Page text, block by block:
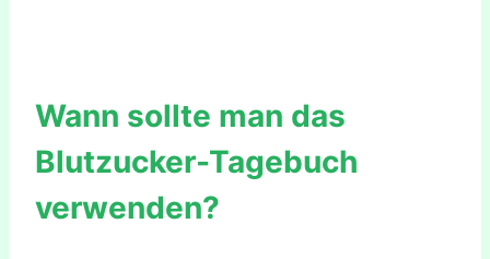
Wann sollte man das
Blutzucker-Tagebuch
verwenden?